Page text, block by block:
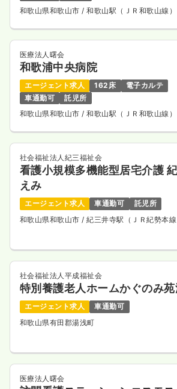
和歌山県和歌山市/ 和歌山駅（ＪＲ和歌山線）
医療法人曙会
和歌浦中央病院
エージェント求人 162床
電子カルテ
車通勤可
託児所
和歌山県和歌山市/ 和歌山駅（ＪＲ和歌山線）
社会福祉法人紀三福祉会
看護小規模多機能型居宅介護
えみ
エージェント求人 車通勤可
託児所
和歌山県和歌山市 / 紀三井寺駅（ＪＲ紀勢本線
社会福祉法人平成福祉会
特別養護老人ホームかぐのみ
エージェント求人
車通勤可
和歌山県有田郡湯浅町
医療法人曙会